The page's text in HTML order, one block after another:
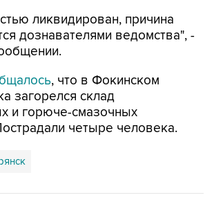
ликвидирован, причина
дознавателями ведомства", -
, что в Фокинском
загорелся склад
и горюче-смазочных
четыре человека.